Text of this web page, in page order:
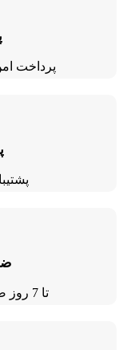
پرداخت
پشتیبانی
تا 7 روز ضمانت عودت کالا